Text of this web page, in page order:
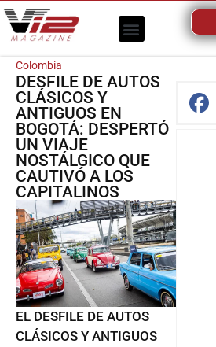
Colombia
DESFILE DE AUTOS
CLÁSICOS Y
ANTIGUOS EN
BOGOTÁ: DESPERTÓ
UN VIAJE
NOSTÁLGICO QUE
CAUTIVÓ A LOS
CAPITALINOS
EL DESFILE DE AUTOS
CLÁSICOS Y ANTIGUOS